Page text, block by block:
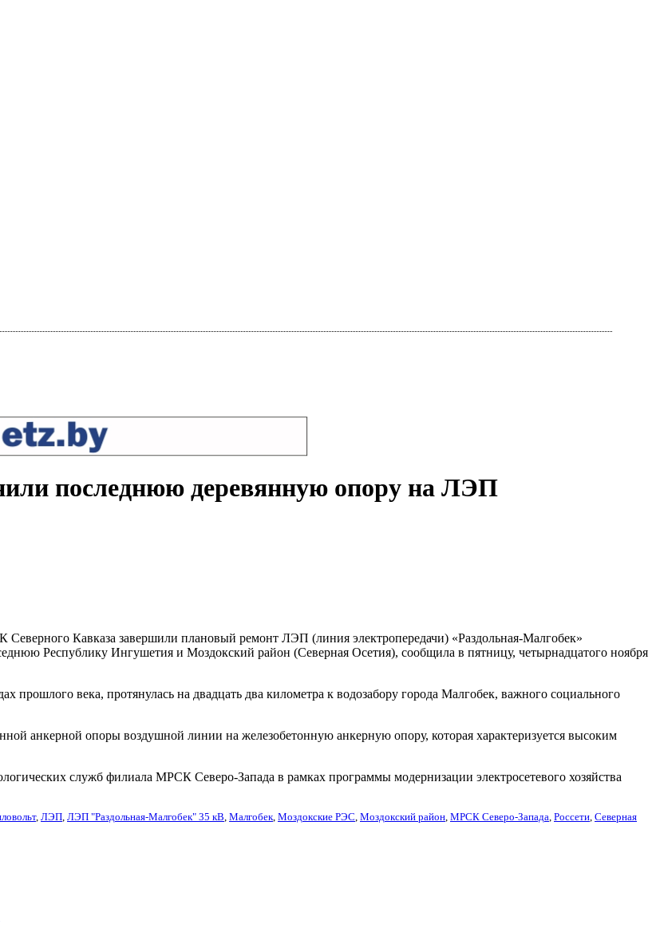
последнюю деревянную опору на ЛЭП
Кавказа завершили плановый ремонт ЛЭП (линия электропередачи) «Раздольная-Малгобек»
Республику Ингушетия и Моздокский район (Северная Осетия), сообщила в пятницу, четырнадцатого ноября
века, протянулась на двадцать два километра к водозабору города Малгобек, важного социального
анкерной опоры воздушной линии на железобетонную анкерную опору, которая характеризуется высоким
служб филиала МРСК Северо-Запада в рамках программы модернизации электросетевого хозяйства
, ЛЭП, ЛЭП "Раздольная-Малгобек" 35 кВ, Малгобек, Моздокские РЭС, Моздокский район, МРСК Северо-Запада, Россети, Северная